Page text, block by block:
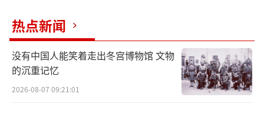
最难防，想必大家已经心里有数了，现在的低
空无人机，尤其是光纤无人机，俨然已经成了
战场上最难缠的角色。
热点新闻
没有中国人能笑着走出冬宫博物馆 文物
的沉重记忆
2026-08-07 09:21:01